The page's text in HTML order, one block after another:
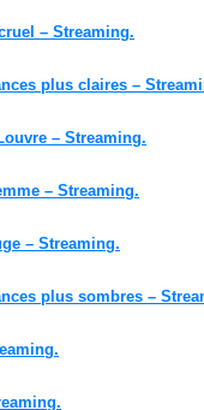
– Streaming.
plus claires –
– Streaming.
– Streaming.
– Streaming.
plus sombres –